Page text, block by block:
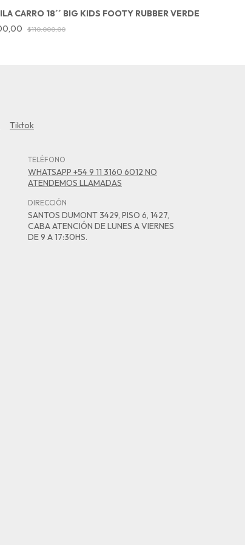
CARRO 18´´ BIG KIDS FOOTY RUBBER VERDE
$110.000,00
Tiktok
TELÉFONO
WHATSAPP +54 9 11 3160 6012 NO
ATENDEMOS LLAMADAS
DIRECCIÓN
SANTOS DUMONT 3429, PISO 6, 1427,
CABA ATENCIÓN DE LUNES A VIERNES
DE 9 A 17:30HS.